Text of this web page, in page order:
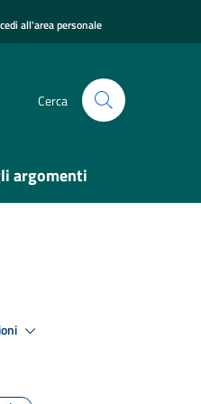
all'area personale
Cerca
argomenti